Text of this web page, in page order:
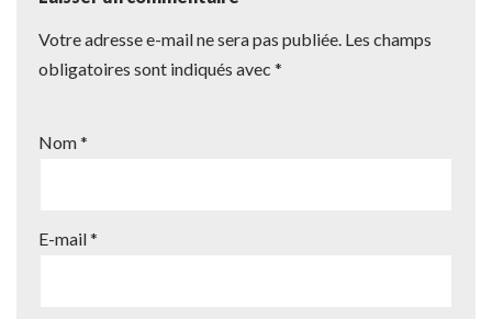
Votre adresse e-mail ne sera pas publiée. Les champs
obligatoires sont indiqués avec *
Nom*
E-mail*